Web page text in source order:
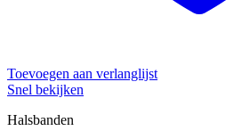
Toevoegen aan verlanglijst
Snel bekijken
Halsbanden